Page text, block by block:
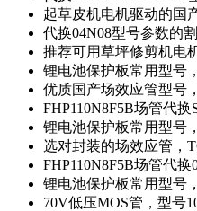
起草皮机电机驱动的国
代换04N08型号参数的
推荐可用草坪修剪机电
锂电池保护板常用型号
优质国产场效应管型号
FHP110N8F5B场管代
锂电池保护板常用型号
选对封装的场效应管，
FHP110N8F5B场管代
锂电池保护板常用型号
70V低压MOS管，型号